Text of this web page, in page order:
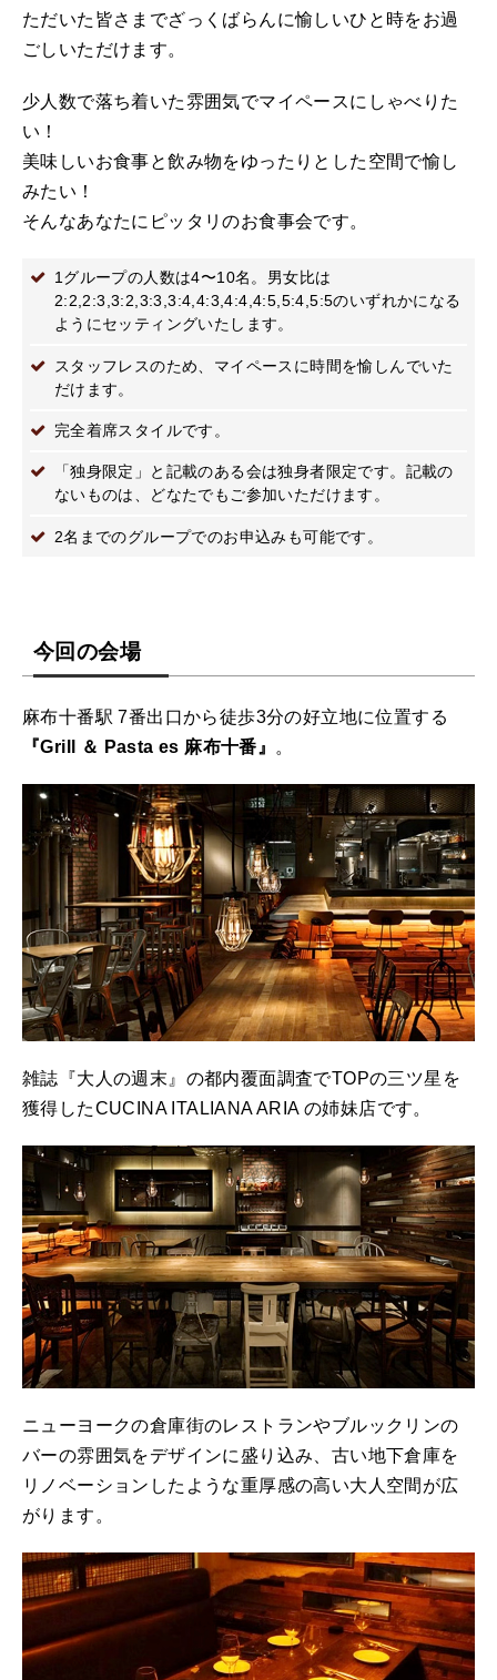
ただいた皆さまでざっくばらんに愉しいひと時をお過
ごしいただけます。
少人数で落ち着いた雰囲気でマイペースにしゃべりた
い！
美味しいお食事と飲み物をゆったりとした空間で愉し
みたい！
そんなあなたにピッタリのお食事会です。
1グループの人数は4〜10名。男女比は
2:2,2:3,3:2,3:3,3:4,4:3,4:4,4:5,5:4,5:5のいずれかになる
ようにセッティングいたします。
スタッフレスのため、マイペースに時間を愉しんでいた
だけます。
完全着席スタイルです。
「独身限定」と記載のある会は独身者限定です。記載の
ないものは、どなたでもご参加いただけます。
2名までのグループでのお申込みも可能です。
今回の会場
麻布十番駅 7番出口から徒歩3分の好立地に位置する
『Grill ＆ Pasta es 麻布十番』
。
雑誌『大人の週末』の都内覆面調査でTOPの三ツ星を
獲得したCUCINA ITALIANA ARIA の姉妹店です。
ニューヨークの倉庫街のレストランやブルックリンの
バーの雰囲気をデザインに盛り込み、古い地下倉庫を
リノベーションしたような重厚感の高い大人空間が広
がります。